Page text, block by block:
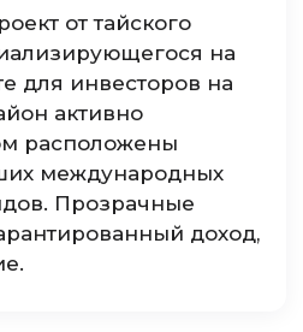
от тайского
на
для инвесторов на
активно
расположены
международных
Прозрачные
доход,